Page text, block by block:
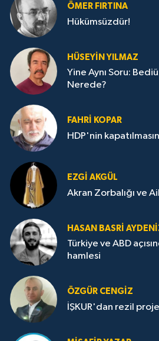
ÖMER FIRTINA
Hükümsüzdür!
HÜSEYIN YILMAZ
Yine Aynı Soru:
Nerede?
FAHRI KOPAR
HDP'nin
EZGI AKGÜL
Akran Zorbalığı ve
HASAN BASRI
Türkiye ve ABD
hamlesi
ÖZGÜR CENGIZ
İŞKUR'dan rezil